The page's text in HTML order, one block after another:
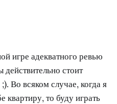
игре адекватного ревью
действительно стоит
Во всяком случае, когда я
квартиру, то буду играть